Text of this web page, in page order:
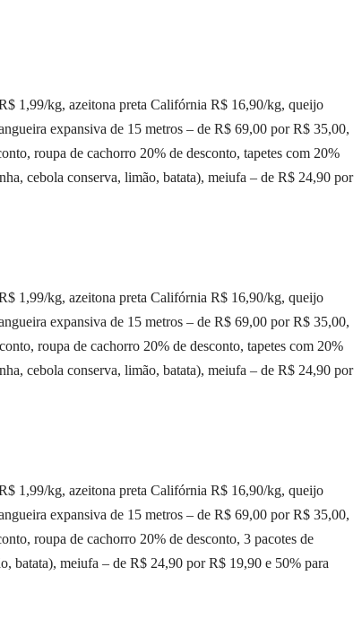
1,99/kg, azeitona preta Califórnia R$ 16,90/kg, queijo
expansiva de 15 metros – de R$ 69,00 por R$ 35,00,
roupa de cachorro 20% de desconto, tapetes com 20%
cebola conserva, limão, batata), meiufa – de R$ 24,90 por
1,99/kg, azeitona preta Califórnia R$ 16,90/kg, queijo
expansiva de 15 metros – de R$ 69,00 por R$ 35,00,
roupa de cachorro 20% de desconto, tapetes com 20%
cebola conserva, limão, batata), meiufa – de R$ 24,90 por
1,99/kg, azeitona preta Califórnia R$ 16,90/kg, queijo
expansiva de 15 metros – de R$ 69,00 por R$ 35,00,
roupa de cachorro 20% de desconto, 3 pacotes de
batata), meiufa – de R$ 24,90 por R$ 19,90 e 50% para